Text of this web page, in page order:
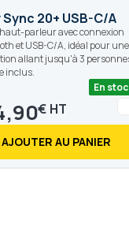
Sync 20+ USB-C/A
parleur avec connexion
et USB-C/A, idéal pour une
allant jusqu'à 3
inclus.
En
€
AJOUTER AU PANIER